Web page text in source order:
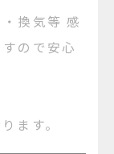
換気等 感
ので安心
ます。